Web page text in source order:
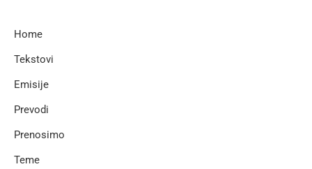
Home
Tekstovi
Emisije
Prevodi
Prenosimo
Teme